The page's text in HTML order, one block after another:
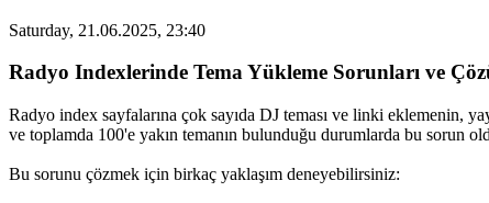
Saturday, 21.06.2025, 23:40
Radyo Indexlerinde Tema Yükleme Sorunları ve
Radyo index sayfalarına çok sayıda DJ teması ve linki eklemenin,
ve toplamda 100'e yakın temanın bulunduğu durumlarda bu sorun
Bu sorunu çözmek için birkaç yaklaşım deneyebilirsiniz: